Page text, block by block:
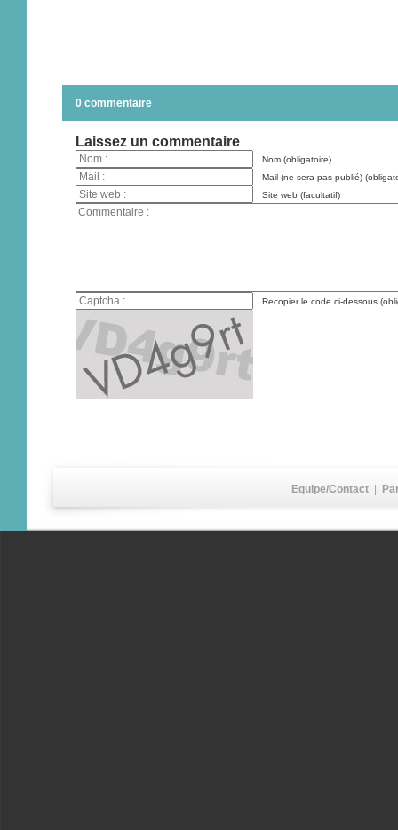
0 commentaire
Laissez un commentaire
Nom (obligatoire)
Mail (ne sera pas publié)
Site web (facultatif)
Recopier le code ci-dessous
Equipe/Contact